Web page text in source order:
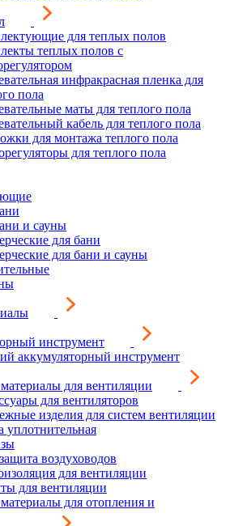
для теплых полов
теплых полов с
инфракрасная пленка для
пола
маты для теплого пола
кабель для теплого пола
для монтажа теплого пола
для теплого пола
и сауны
для бани
для бани и сауны
инструмент
аккумуляторный инструмент
для вентиляции
для вентиляторов
изделия для систем вентиляции
уплотнительная
воздуховодов
для вентиляции
для вентиляции
для отопления и